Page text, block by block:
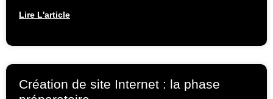
Lire L'article
Création de site Internet : la phase